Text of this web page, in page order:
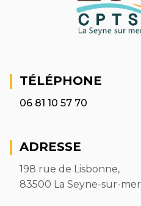
TÉLÉPHONE
06 81 10 57 70
ADRESSE
198 rue de Lisbonne,
83500 La Seyne-sur-mer